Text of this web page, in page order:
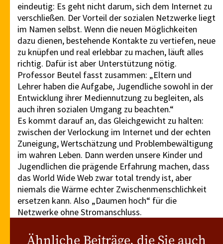
eindeutig: Es geht nicht darum, sich dem Internet zu
verschließen. Der Vorteil der sozialen Netzwerke liegt
im Namen selbst. Wenn die neuen Möglichkeiten
dazu dienen, bestehende Kontakte zu vertiefen, neue
zu knüpfen und real erlebbar zu machen, läuft alles
richtig. Dafür ist aber Unterstützung nötig.
Professor Beutel fasst zusammen: „Eltern und
Lehrer haben die Aufgabe, Jugendliche sowohl in der
Entwicklung ihrer Mediennutzung zu begleiten, als
auch ihren sozialen Umgang zu beachten.“
Es kommt darauf an, das Gleichgewicht zu halten:
zwischen der Verlockung im Internet und der echten
Zuneigung, Wertschätzung und Problembewältigung
im wahren Leben. Dann werden unsere Kinder und
Jugendlichen die prägende Erfahrung machen, dass
das World Wide Web zwar total trendy ist, aber
niemals die Wärme echter Zwischenmenschlichkeit
ersetzen kann. Also „Daumen hoch“ für die
Netzwerke ohne Stromanschluss.